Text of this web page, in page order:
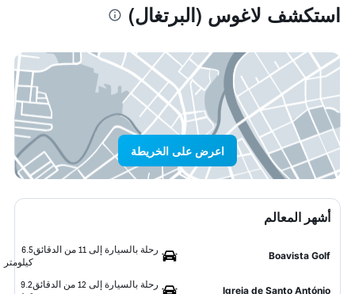
استكشف لاغوس (البرتغال)
اعرض على الخريطة
أشهر المعالم
Boavista Golf
رحلة بالسيارة إلى 11 من الدقائق
6.5
كيلومتر
Igreja de Santo António
رحلة بالسيارة إلى 12 من الدقائق
9.2